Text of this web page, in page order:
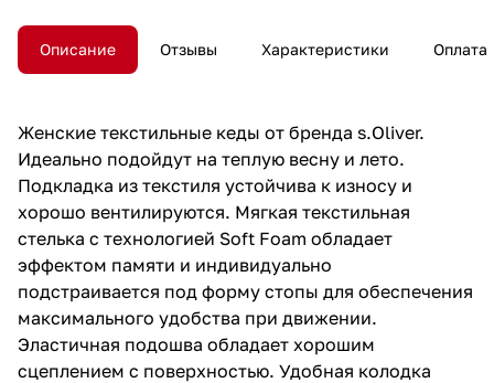
технологией Soft Foam
обладает эффектом памяти и
индивидуально подстраивается
Эластичная подошва обладает
хорошим сцеплением с
поверхностью. Удобная
женскую стопу и длительную
носку, а наличие втачной
резинки помогает фиксировать
ногу и облегчает процесс
обувания. Модель имеет
полноту F и подойдет на
стандартную и более узкую
Описание Отзывы Характеристики Оплата
Женские текстильные кеды от бренда s.Oliver.
Идеально подойдут на теплую весну и лето.
Подкладка из текстиля устойчива к износу и
хорошо вентилируются. Мягкая текстильная
стелька с технологией Soft Foam обладает
эффектом памяти и индивидуально
подстраивается под форму стопы для обеспечения
максимального удобства при движении.
Эластичная подошва обладает хорошим
сцеплением с поверхностью. Удобная колодка